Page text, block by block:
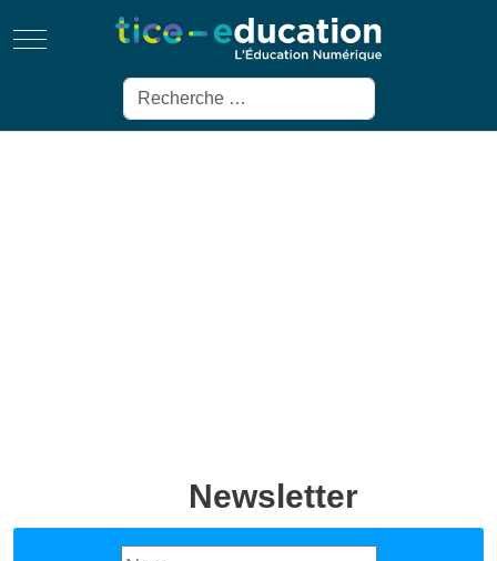
Mobile Menu Toggle
Rechercher
Newsletter